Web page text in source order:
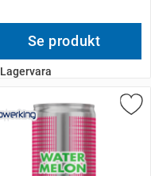
Se produkt
Lagervara